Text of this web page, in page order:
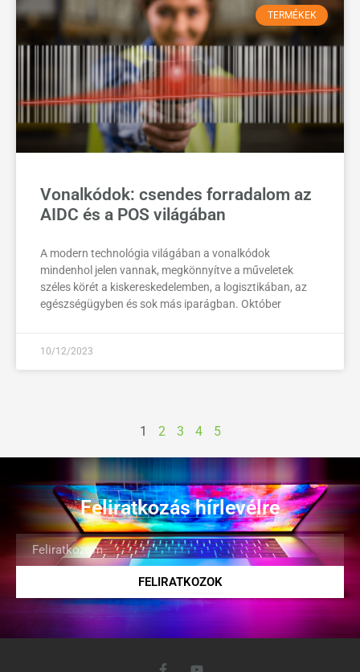
TERMÉKEK
Vonalkódok: csendes forradalom az
AIDC és a POS világában
A modern technológia világában a vonalkódok
mindenhol jelen vannak, megkönnyítve a műveletek
széles körét a kiskereskedelemben, a logisztikában, az
egészségügyben és sok más iparágban. Október
10/12/2023
1 2 3 4 5
Feliratkozás hírlevélre
FELIRATKOZOK